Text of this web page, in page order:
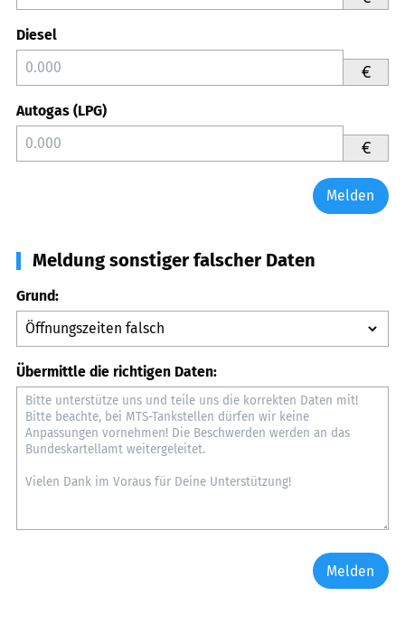
Diesel
€
Autogas (LPG)
€
Melden
Meldung sonstiger falscher Daten
Grund:
Übermittle die richtigen Daten:
Melden